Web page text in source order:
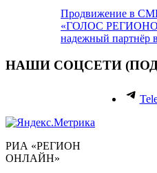
Продвижение в
«ГОЛОС
надежный партнёр
НАШИ СОЦСЕТИ
РИА «РЕГИОН
ОНЛАЙН»